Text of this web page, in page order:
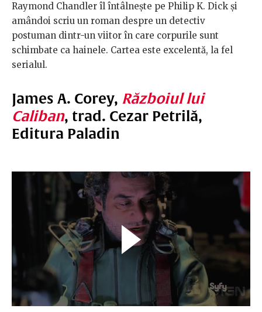
Raymond Chandler îl întâlnește pe Philip K. Dick și
amândoi scriu un roman despre un detectiv
postuman dintr-un viitor în care corpurile sunt
schimbate ca hainele. Cartea este excelentă, la fel
serialul.
James A. Corey, Războiul lui
Caliban, trad. Cezar Petrilă,
Editura Paladin